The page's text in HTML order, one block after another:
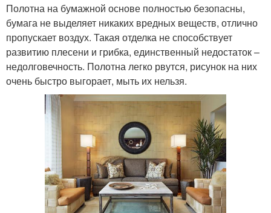
Полотна на бумажной основе полностью безопасны,
бумага не выделяет никаких вредных веществ, отлично
пропускает воздух. Такая отделка не способствует
развитию плесени и грибка, единственный недостаток –
недолговечность. Полотна легко рвутся, рисунок на них
очень быстро выгорает, мыть их нельзя.